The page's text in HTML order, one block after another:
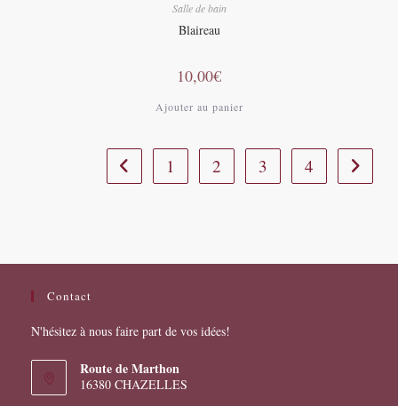
Salle de bain
Blaireau
10,00€
Ajouter au panier
1 2 3 4
Contact
N'hésitez à nous faire part de vos idées!
Route de Marthon
16380 CHAZELLES